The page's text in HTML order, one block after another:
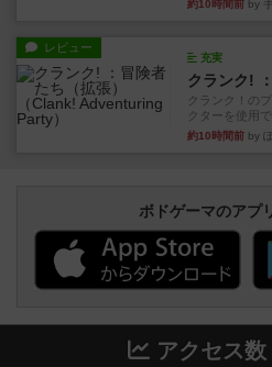
約10時間前 by
レビュー
充実
クランク!
クランク！の
クターを使用
約10時間前 by
ボドゲーマのアプ
アクセス